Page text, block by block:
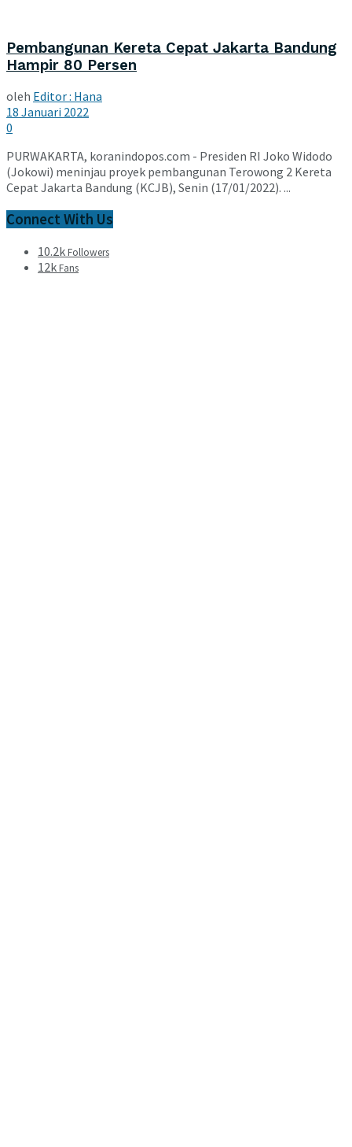
Pembangunan Kereta Cepat Jakarta Bandung
Hampir 80 Persen
oleh Editor : Hana
18 Januari 2022
0
PURWAKARTA, koranindopos.com - Presiden RI Joko Widodo
(Jokowi) meninjau proyek pembangunan Terowong 2 Kereta
Cepat Jakarta Bandung (KCJB), Senin (17/01/2022). ...
Connect With Us
10.2kFollowers
12kFans